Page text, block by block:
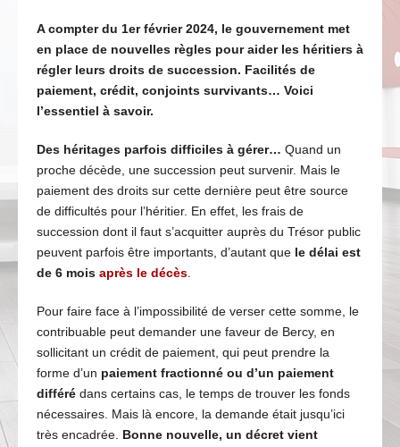
A compter du 1er février 2024, le gouvernement met
en place de nouvelles règles pour aider les héritiers à
régler leurs droits de succession. Facilités de
paiement, crédit, conjoints survivants… Voici
l’essentiel à savoir.
Des héritages parfois difficiles à gérer… Quand un
proche décède, une succession peut survenir. Mais le
paiement des droits sur cette dernière peut être source
de difficultés pour l’héritier. En effet, les frais de
succession dont il faut s’acquitter auprès du Trésor public
peuvent parfois être importants, d’autant que le délai est
de 6 mois après le décès.
Pour faire face à l’impossibilité de verser cette somme, le
contribuable peut demander une faveur de Bercy, en
sollicitant un crédit de paiement, qui peut prendre la
forme d’un paiement fractionné ou d’un paiement
différédans certains cas, le temps de trouver les fonds
nécessaires. Mais là encore, la demande était jusqu’ici
très encadrée. Bonne nouvelle, un décret vient